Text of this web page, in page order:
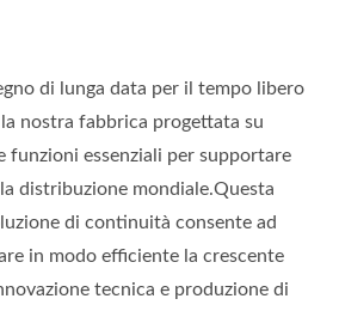
di lunga data per il tempo libero
nostra fabbrica progettata su
funzioni essenziali per supportare
distribuzione mondiale.Questa
di continuità consente ad
in modo efficiente la crescente
tecnica e produzione di